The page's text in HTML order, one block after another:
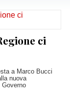
ci
a Marco Bucci
nuova